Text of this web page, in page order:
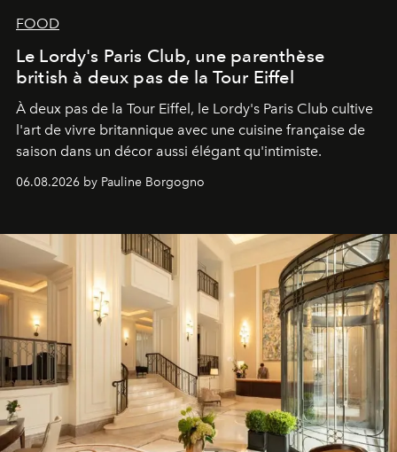
FOOD
Le Lordy's Paris Club, une parenthèse
british à deux pas de la Tour Eiffel
À deux pas de la Tour Eiffel, le Lordy's Paris Club cultive
l'art de vivre britannique avec une cuisine française de
saison dans un décor aussi élégant qu'intimiste.
06.08.2026 by Pauline Borgogno